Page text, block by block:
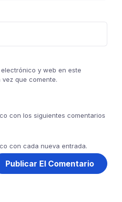
y web en este
que comente.
con los siguientes comentarios
con cada nueva entrada.